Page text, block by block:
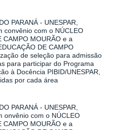
PARANÁ - UNESPAR,
convênio com o NÚCLEO
CAMPO MOURÃO e a
DE CAMPO
de seleção para admissão
para participar do Programa
à Docência PIBID/UNESPAR,
por cada área
PARANÁ - UNESPAR,
onvênio com o NÚCLEO
CAMPO MOURÃO e a